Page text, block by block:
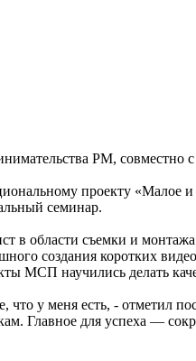
РМ,
проекту «Малое
семинар.
в области съемки и
создания коротких
МСП научились делать
у меня есть, - отметил
Главное для успеха —